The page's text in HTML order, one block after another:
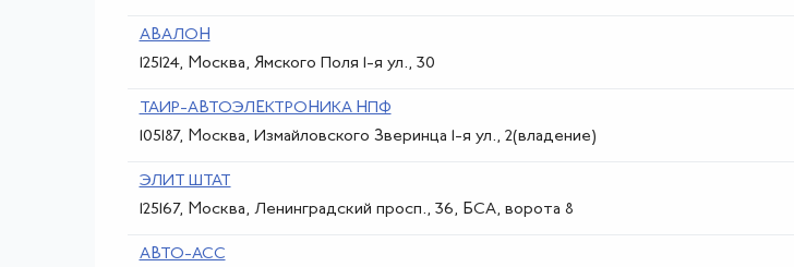
АВАЛОН
125124, Москва, Ямского Поля 1-я ул., 30
ТАИР-АВТОЭЛЕКТРОНИКА НПФ
105187, Москва, Измайловского Зверинца 1-я ул., 2(владение)
ЭЛИТ ШТАТ
125167, Москва, Ленинградский просп., 36, БСА, ворота 8
АВТО-АСС